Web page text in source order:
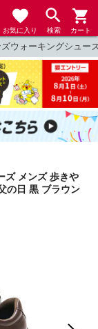
お気に入り 検索 カート
ズウォーキングシュー
ズ メンズ 歩きや
の日 黒 ブラウン